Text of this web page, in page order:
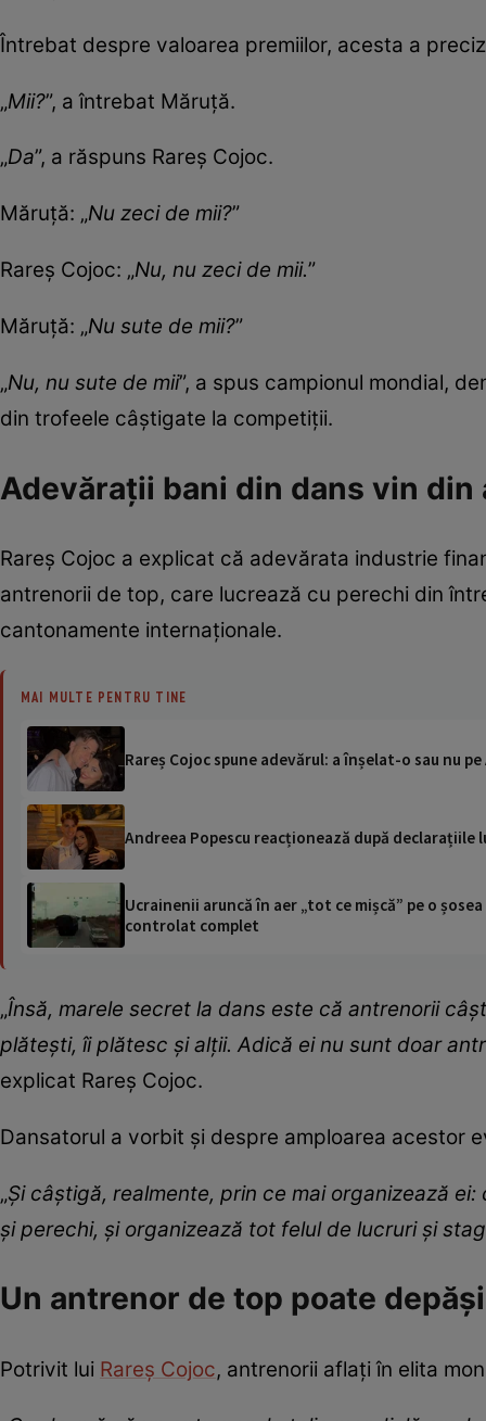
Întrebat despre valoarea premiilor, acesta a
„Mii?”, a întrebat Măruță.
„Da”, a răspuns Rareș Cojoc.
Măruță: „Nu zeci de mii?”
Rareș Cojoc: „Nu, nu zeci de mii.”
Măruță: „Nu sute de mii?”
„Nu, nu sute de mii”, a spus campionul mondial,
din trofeele câștigate la competiții.
Adevărații bani din dans vin din
Rareș Cojoc a explicat că adevărata industrie
antrenorii de top, care lucrează cu perechi din
cantonamente internaționale.
MAI MULTE PENTRU TINE
Rareș Cojoc spune adevărul: a înșelat-o sau nu
Andreea Popescu reacționează după declarațiile
Ucrainenii aruncă în aer „tot ce mișcă” pe o
controlat complet
„Însă, marele secret la dans este că antrenorii
plătești, îi plătesc și alții. Adică ei nu sunt doar
explicat Rareș Cojoc.
Dansatorul a vorbit și despre amploarea acestor
„Și câștigă, realmente, prin ce mai organizează
și perechi, și organizează tot felul de lucruri și
Un antrenor de top poate
Potrivit lui Rareș Cojoc, antrenorii aflați în elita